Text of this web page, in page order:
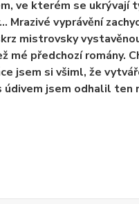
ve kterém se ukrývají
Mrazivé vyprávění
mistrovsky
mé předchozí romány.
jsem si všiml, že
jsem odhalil ten